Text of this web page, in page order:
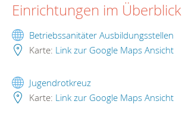
Einrichtungen im Überblick
Betriebssanitäter Ausbildungsstellen
Karte: Link zur Google Maps Ansicht
Jugendrotkreuz
Karte: Link zur Google Maps Ansicht